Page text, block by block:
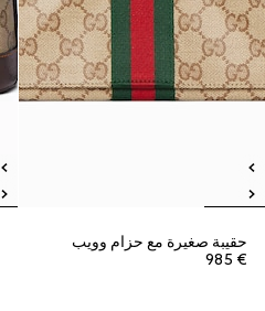
حقيبة صغيرة مع حزام وويب
€ 985